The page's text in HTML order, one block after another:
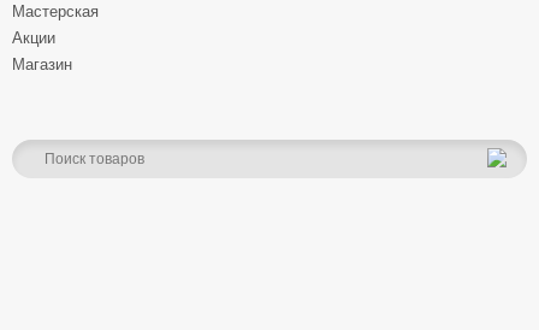
Мастерская
Акции
Магазин